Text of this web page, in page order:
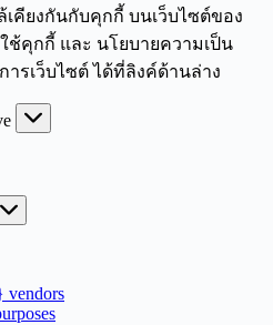
คียงกันกับคุกกี้ บนเว็บไซต์ของ
ช้คุกกี้ และ นโยบายความเป็น
รเว็บไซต์ ได้ที่ลิงค์ด้านล่าง
คุกกี้
นไลน์
vendors